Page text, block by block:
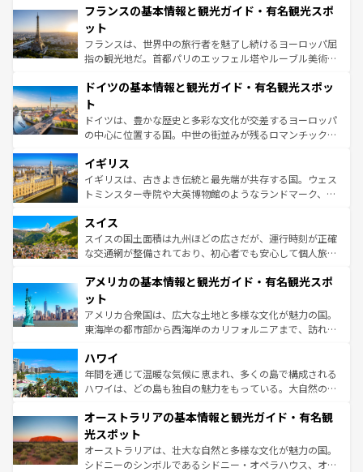
なお、新着のイタリア情報はコンテンツ一覧を参照してほ
しい。
文化が根付くこの国では、情熱的なフラメンコ、熱気あふ
れる闘牛、そして美味しいタパスが生活の一部となってい
る。首都マドリードの洗練された雰囲気や、バルセロナの
アートに溢れた街角から、地方では古代ローマ遺跡や中世
せる。地方によって風土や気候が異なるスペインはその個
ンテンツ一覧 を参照してほしい。
フランスの基本情報と観光ガイド・有名観光スポ
ット
フランスは、世界中の旅行者を魅了し続けるヨーロッパ屈
指の観光地だ。首都パリのエッフェル塔やルーブル美術館
で、幅広い魅力が詰まっている。華麗な宮殿、歴史的な大
聖堂、美しいビーチ、そして豊かな自然が、訪れる者を心
から魅了する。また、フランスは美食の国としても知ら
れ、フランス料理はユネスコ無形文化遺産にも登録されて
香り高いラベンダー畑など、多彩な楽しみ方が可能だ。さ
らに、パリ以外の地域にも魅力が溢れており、どの街角に
も豊かな歴史と文化が息づいている。パリ以外の個性あふ
を参照してほしい。
ドイツの基本情報と観光ガイド・有名観光スポッ
ト
ドイツは、豊かな歴史と多彩な文化が交差するヨーロッパ
の中心に位置する国。中世の街並みが残るロマンチック街
顔を持つこの国は、どこを歩いても飽きることがない。ベ
ルリンの文化的活気、バイエルン州のアルプスの絶景、そ
してライン川沿いのワイン畑といった風景は必見。ビール
は、お酒好きな人にはぜひ体験してほしい。 なお、新着の
ドイツ情報はコンテンツ一覧を参照してほしい。
イギリス
イギリスは、古きよき伝統と最先端が共存する国。ウェス
トミンスター寺院や大英博物館のようなランドマーク、歴
リアごとに異なる魅力がある。また、優雅なアフタヌーン
ティー、ビール好きにはたまらない英国パブ、サッカー観
戦など、本場だからこそできる体験も豊富。イギリスを旅
ンツ一覧を参照してほしい。
スイス
スイスの国土面積は九州ほどの広さだが、運行時刻が正確
な交通網が整備されており、初心者でも安心して個人旅行
の建物がそのまま残る町や、スイスならではのユニークな
博物館もあり、アルプス観光だけでなく町歩きも満喫する
ことができる。国民の所得が高いため物価も高いが、旅行
者向けの交通パス提供のサービスもあり、うまく活用すれ
着のスイス情報は
アメリカの基本情報と観光ガイド・有名観光スポ
ット
アメリカ合衆国は、広大な土地と多様な文化が魅力の国。
東海岸の都市部から西海岸のカリフォルニアまで、訪れる
のような巨大都市は、観光、ショッピング、エンターテイ
ンメントが詰まった刺激的なスポットだ。一方、アメリカ
西部には大自然が広がり、グランドキャニオンやイエロー
部のニューオーリンズでは、音楽と美食が融合した独特の
文化が魅力。旅行者はアメリカの各地域で異なる魅力を楽
しみながら、その多様性と豊かな歴史を感じることができ
るだろう。車でのロードトリップや列車の旅も、アメリカ
ハワイ
年間を通じて温暖な気候に恵まれ、多くの島で構成される
ハワイは、どの島も独自の魅力をもっている。大自然の神
ワイ島は見逃せない。また、定番の観光地といえばオアフ
島だが、静かな自然を求めるならマウイ島やカウアイ島が
おすすめ。エメラルドグリーンに輝く海をはじめ、豊かな
文化や歴史が息づいている。「アロハスピリット」と呼ば
オーストラリアの基本情報と観光ガイド・有名観
光スポット
オーストラリアは、壮大な自然と多様な文化が魅力の国。
シドニーのシンボルであるシドニー・オペラハウス、オー